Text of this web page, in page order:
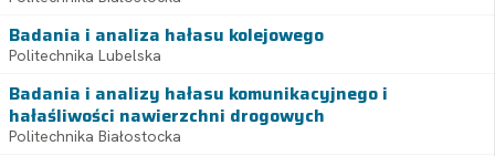
Badania i analiza hałasu kolejowego
Politechnika Lubelska
Badania i analizy hałasu komunikacyjnego i
hałaśliwości nawierzchni drogowych
Politechnika Białostocka